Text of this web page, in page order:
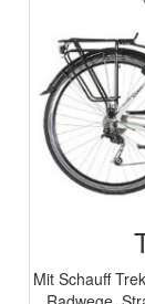
Mit Schauff